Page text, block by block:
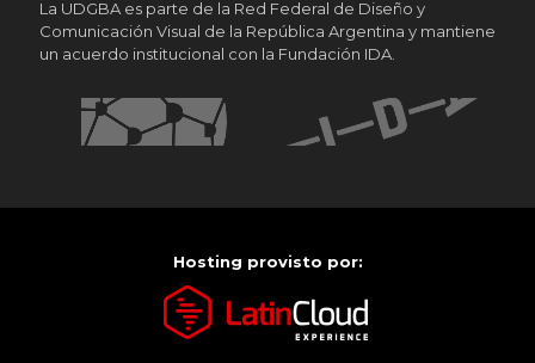
La UDGBA es parte de la Red Federal de Diseño y
Comunicación Visual de la República Argentina y mantiene
un acuerdo institucional con la Fundación IDA.
Hosting provisto por: